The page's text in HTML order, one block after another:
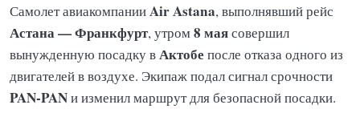
Самолет авиакомпанииAir Astana, выполнявший рейс
Астана — Франкфурт, утром8 маясовершил
вынужденную посадку вАктобе после отказа одного из
двигателей в воздухе. Экипаж подал сигнал срочности
PAN-PANи изменил маршрут для безопасной посадки.